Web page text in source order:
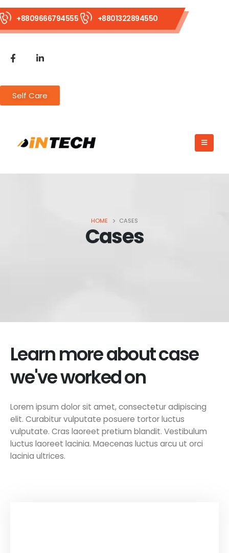
+8809666794555 +8801322894550
Self Care
HOME CASES
Cases
Learn more about case
we've worked on
Lorem ipsum dolor sit amet, consectetur adipiscing
elit. Curabitur vulputate posuere tortor luctus
vulputate. Cras laoreet pretium blandit. Vestibulum
luctus laoreet lacinia. Maecenas luctus arcu ut orci
lacinia ultrices.